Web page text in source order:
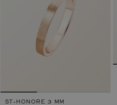
ST-HONORE 3 MM